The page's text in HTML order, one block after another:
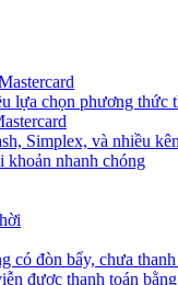
lựa chọn phương thức
Simplex, và nhiều
khoản nhanh chóng
có đòn bẩy, chưa
được thanh toán